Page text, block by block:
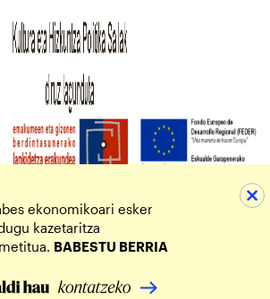
ekonomikoari esker
kazetaritza
BABESTU BERRIA